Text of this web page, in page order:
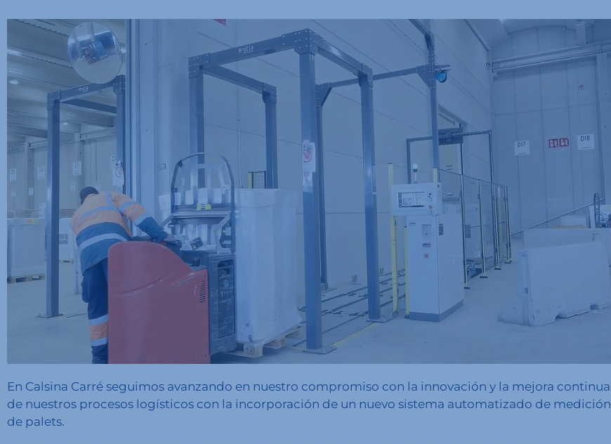
En Calsina Carré seguimos avanzando en nuestro compromiso con la innovación y la mejora continua
de nuestros procesos logísticos con la incorporación de un nuevo sistema automatizado de medición
de palets.